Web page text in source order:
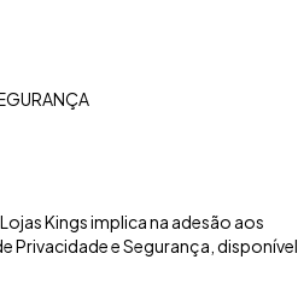
Kings implica na adesão aos
Privacidade e Segurança, disponível